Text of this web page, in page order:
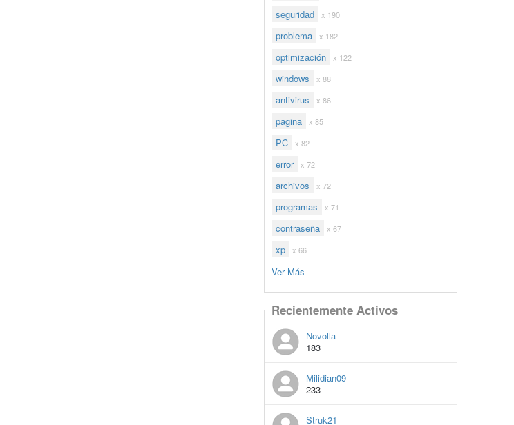
seguridad x 190
problema x 182
optimización x 122
windows x 88
antivirus x 86
pagina x 85
PC x 82
error x 72
archivos x 72
programas x 71
contraseña x 67
xp x 66
Ver Más
Recientemente Activos
Novolla
183
Milidian09
233
Struk21